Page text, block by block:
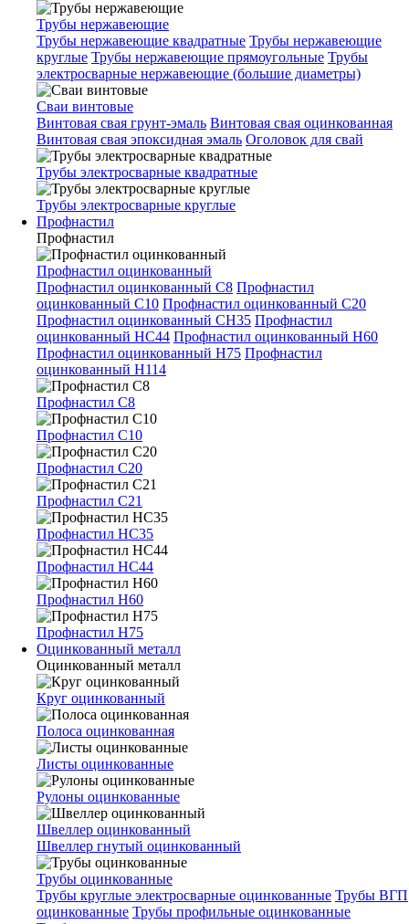
Трубы нержавеющие
Трубы нержавеющие квадратные Трубы нержавеющие
круглые Трубы нержавеющие прямоугольные Трубы
электросварные нержавеющие (большие диаметры)
Сваи винтовые
Винтовая свая грунт-эмаль Винтовая свая оцинкованная
Винтовая свая эпоксидная эмаль Оголовок для свай
Трубы электросварные квадратные
Трубы электросварные круглые
Профнастил
Профнастил
Профнастил оцинкованный
Профнастил оцинкованный С8 Профнастил
оцинкованный С10 Профнастил оцинкованный С20
Профнастил оцинкованный СН35 Профнастил
оцинкованный НС44 Профнастил оцинкованный Н60
Профнастил оцинкованный Н75 Профнастил
оцинкованный Н114
Профнастил С8
Профнастил С10
Профнастил С20
Профнастил С21
Профнастил НС35
Профнастил НС44
Профнастил Н60
Профнастил Н75
Оцинкованный металл
Оцинкованный металл
Круг оцинкованный
Полоса оцинкованная
Листы оцинкованные
Рулоны оцинкованные
Швеллер оцинкованный
Швеллер гнутый оцинкованный
Трубы оцинкованные
Трубы круглые электросварные оцинкованные Трубы ВГП
оцинкованные Трубы профильные оцинкованные